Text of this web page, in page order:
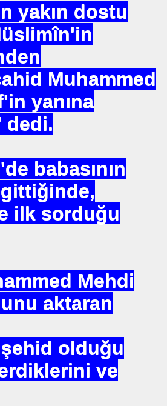
yakın dostu
Muhammed
yanına
dedi.
babasının
ilk sorduğu
Mehdi
aktaran
olduğu
ve
?
Şimdi Yokolışlarının Hikayesini